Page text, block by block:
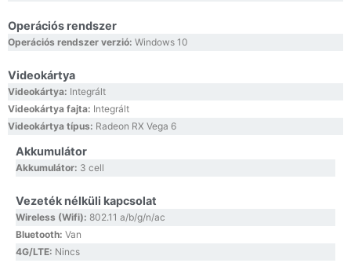
Operációs rendszer
Operációs rendszer verzió: Windows 10
Videokártya
Videokártya: Integrált
Videokártya fajta: Integrált
Videokártya típus: Radeon RX Vega 6
Akkumulátor
Akkumulátor: 3 cell
Vezeték nélküli kapcsolat
Wireless (Wifi): 802.11 a/b/g/n/ac
Bluetooth: Van
4G/LTE: Nincs